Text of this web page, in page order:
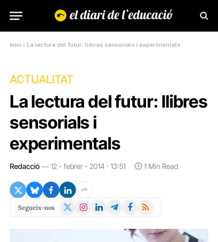
Inici » La lectura del futur: llibres sensorials i experimentals
ACTUALITAT
La lectura del futur: llibres
sensorials i
experimentals
Redacció 12 - febrer - 2014 · 13:51 1 Min Read
Segueix-nos
X
Instagram
LinkedInTelegramFacebook
RSS